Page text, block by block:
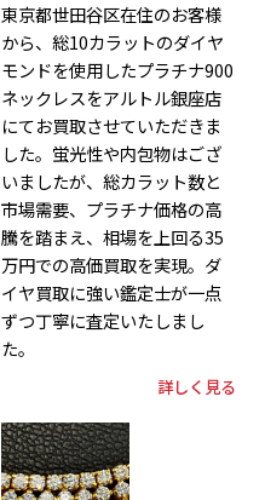
東京都世田谷区在住のお客様
から、総10カラットのダイヤ
モンドを使用したプラチナ900
ネックレスをアルトル銀座店
にてお買取させていただきま
した。蛍光性や内包物はござ
いましたが、総カラット数と
市場需要、プラチナ価格の高
騰を踏まえ、相場を上回る35
万円での高価買取を実現。ダ
イヤ買取に強い鑑定士が一点
ずつ丁寧に査定いたしまし
た。
詳しく見る